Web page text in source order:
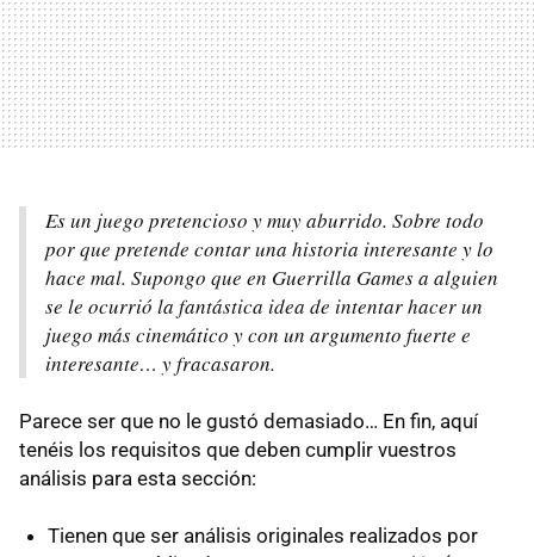
Es un juego pretencioso y muy aburrido. Sobre todo
por que pretende contar una historia interesante y lo
hace mal. Supongo que en Guerrilla Games a alguien
se le ocurrió la fantástica idea de intentar hacer un
juego más cinemático y con un argumento fuerte e
interesante… y fracasaron.
Parece ser que no le gustó demasiado… En fin, aquí
tenéis los requisitos que deben cumplir vuestros
análisis para esta sección:
Tienen que ser análisis originales realizados por